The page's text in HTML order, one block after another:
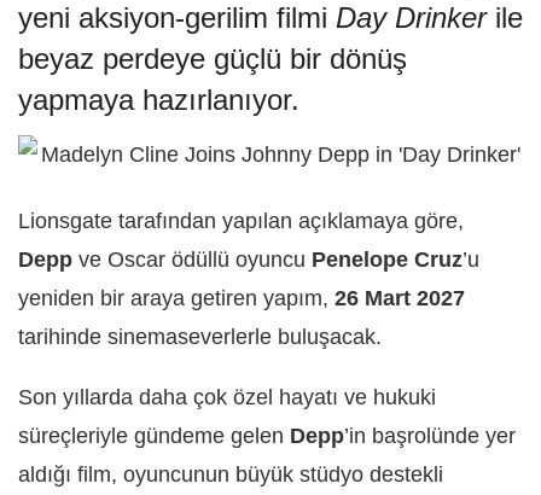
yeni aksiyon-gerilim filmi Day Drinkerile
beyaz perdeye güçlü bir dönüş
yapmaya hazırlanıyor.
Lionsgate tarafından yapılan açıklamaya göre,
Depp ve Oscar ödüllü oyuncu Penelope Cruz’u
yeniden bir araya getiren yapım, 26 Mart 2027
tarihinde sinemaseverlerle buluşacak.
Son yıllarda daha çok özel hayatı ve hukuki
süreçleriyle gündeme gelen Depp’in başrolünde yer
aldığı film, oyuncunun büyük stüdyo destekli